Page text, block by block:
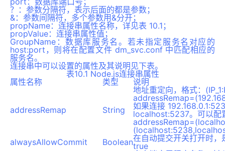
？：参数分隔符，表示后面的都是参数；
&：参数间隔符，多个参数用&分开；
propName：连接串属性名称，详见表 10.1；
propValue：连接串属性值；
GroupName：数据库服务名。若未指定服务名对应的
host:port，则将在配置文件 dm_svc.conf 中匹配相应的
服务名。
连接串中可以设置的属性及其说明见下表。
表10.1 Node.js连接串属性
属性名称
类型 说明
addressRemap String
地址重定向，格式：
如果连接
localhost:5237。可以配
alwaysAllowCommit
Boolean在自动提交开关打开时
true